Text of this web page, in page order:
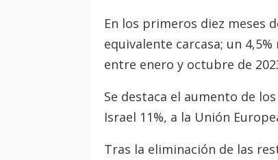
En los primeros diez meses
equivalente carcasa; un
entre enero y octubre de
Se destaca el aumento de
Israel 11%, a la Unión
Tras la eliminación de las